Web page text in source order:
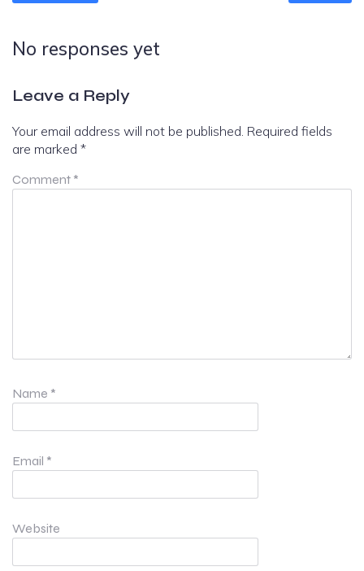
No responses yet
Leave a Reply
Your email address will not be published. Required fields
are marked *
Comment *
Name *
Email *
Website